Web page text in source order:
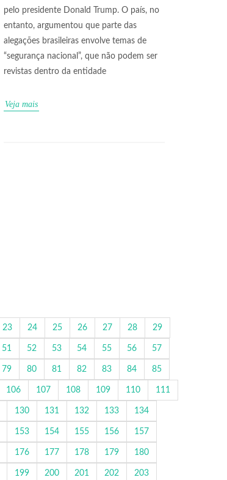
pelo presidente Donald Trump. O país, no
entanto, argumentou que parte das
alegações brasileiras envolve temas de
“segurança nacional”, que não podem ser
revistas dentro da entidade
Veja mais
23 24 25 26 27 28 29
51 52 53 54 55 56 57
79 80 81 82 83 84 85
106 107 108 109 110 111
130 131 132 133 134
153 154 155 156 157
176 177 178 179 180
199 200 201 202 203